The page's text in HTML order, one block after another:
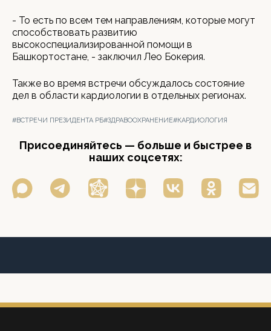
- То есть по всем тем направлениям, которые могут
способствовать развитию
высокоспециализированной помощи в
Башкортостане, - заключил Лео Бокерия.
Также во время встречи обсуждалось состояние
дел в области кардиологии в отдельных регионах.
#ВСТРЕЧИ ПРЕЗИДЕНТА РБ#ЗДРАВООХРАНЕНИЕ#КАРДИОЛОГИЯ
Присоединяйтесь — больше и быстрее в
наших соцсетях: